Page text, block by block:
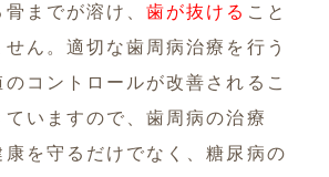
骨までが溶け、歯が抜ける こと
せん。適切な歯周病治療を行う
コントロールが改善されるこ
ていますので、歯周病の治療
康を守るだけでなく、糖尿病の